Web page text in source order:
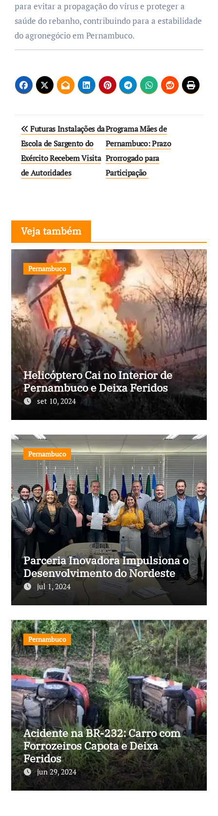
para evitar a propagação do vírus e proteger a
saúde do rebanho, contribuindo para a estabilidade
do agronegócio em Pernambuco.
Navegação
de
Post
Futuras Instalações da
Escola de Sargento do
Exército Recebem Visita
de Autoridades
Programa Mães de
Pernambuco: Prazo
Prorrogado para
Participação
Veja também
Pernambuco
Helicóptero Cai no Interior de
Pernambuco e Deixa Feridos
set 10, 2024
Pernambuco
Parceria Inovadora Impulsiona o
Desenvolvimento do Nordeste
jul 1, 2024
Pernambuco
Acidente na BR-232: Carro com
Forrozeiros Capota e Deixa
Feridos
jun 29, 2024